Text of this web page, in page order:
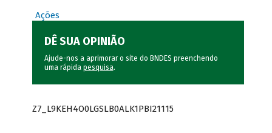
Ações
DÊ SUA OPINIÃO
Ajude-nos a aprimorar o site do BNDES preenchendo
uma rápida pesquisa.
Z7_L9KEH4O0LGSLB0ALK1PBI21115